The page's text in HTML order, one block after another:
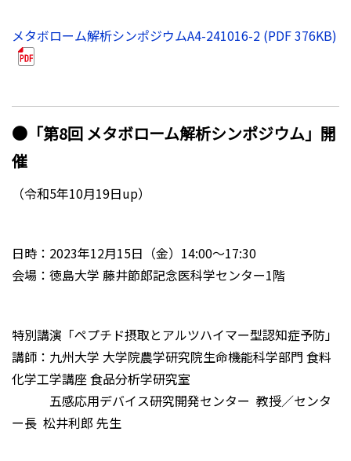
メタボローム解析シンポジウムA4-241016-2 (PDF 376KB)
●「第8回 メタボローム解析シンポジウム」開
催
（令和5年10月19日up）
日時：2023年12月15日（金）14:00～17:30
会場：徳島大学 藤井節郎記念医科学センター1階
特別講演「ペプチド摂取とアルツハイマー型認知症予防」
講師：九州大学 大学院農学研究院生命機能科学部門 食料
化学工学講座 食品分析学研究室
五感応用デバイス研究開発センター 教授／センタ
ー長 松井利郎 先生